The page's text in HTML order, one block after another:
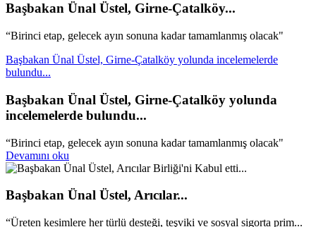
Başbakan Ünal Üstel, Girne-Çatalköy...
“Birinci etap, gelecek ayın sonuna kadar tamamlanmış olacak"
Başbakan Ünal Üstel, Girne-Çatalköy yolunda incelemelerde
bulundu...
Başbakan Ünal Üstel, Girne-Çatalköy yolunda
incelemelerde bulundu...
“Birinci etap, gelecek ayın sonuna kadar tamamlanmış olacak"
Devamını oku
Başbakan Ünal Üstel, Arıcılar...
“Üreten kesimlere her türlü desteği, teşviki ve sosyal sigorta prim...